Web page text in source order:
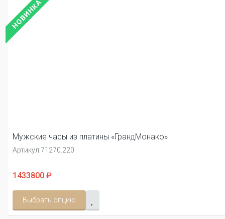
НОВИНКА
Мужские часы из платины «ГрандМонако»
Артикул:71270.220
1433800 ₽
Выбрать опцию